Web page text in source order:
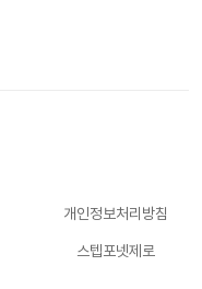
개인정보처리방침
스텝포넷제로